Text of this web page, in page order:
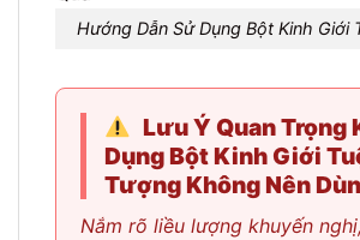
Hướng Dẫn Sử Dụng Bột Kinh Giới
Lưu Ý Quan Trọng
Dụng Bột Kinh Giới
Tượng Không Nên
Nắm rõ liều lượng khuyến